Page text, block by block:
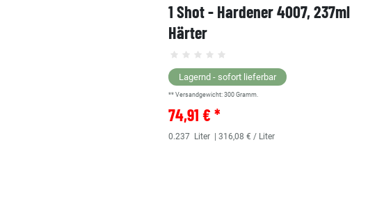
1 Shot - Hardener 4007, 237ml
Härter
Lagernd - sofort lieferbar
** Versandgewicht: 300 Gramm.
74,91 € *
0.237 Liter | 316,08 € / Liter